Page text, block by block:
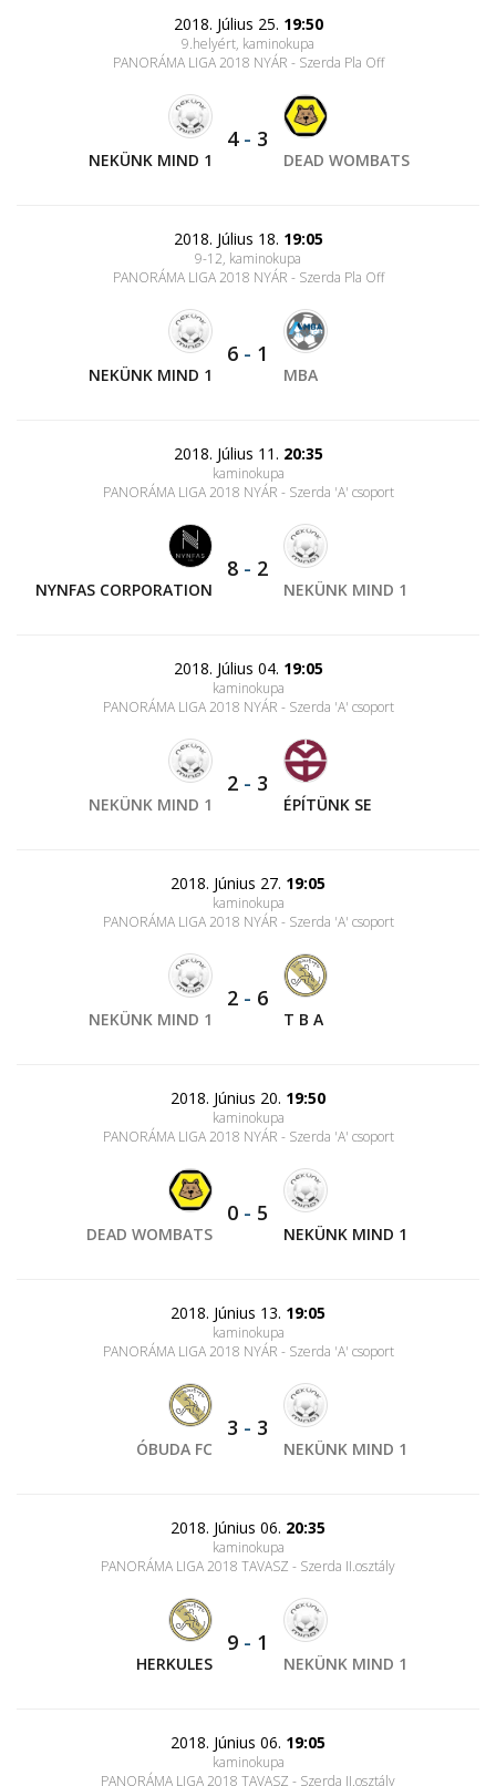
2018. Július 25. 19:50
9.helyért, kaminokupa
PANORÁMA LIGA 2018 NYÁR - Szerda Pla Off
NEKÜNK MIND 1
4- 3
DEAD WOMBATS
2018. Július 18. 19:05
9-12, kaminokupa
PANORÁMA LIGA 2018 NYÁR - Szerda Pla Off
NEKÜNK MIND 1
6 - 1
MBA
2018. Július 11. 20:35
kaminokupa
PANORÁMA LIGA 2018 NYÁR - Szerda 'A' csoport
NYNFAS CORPORATION
8 - 2
NEKÜNK MIND 1
2018. Július 04. 19:05
kaminokupa
PANORÁMA LIGA 2018 NYÁR - Szerda 'A' csoport
NEKÜNK MIND 1
2 - 3
ÉPÍTÜNK SE
2018. Június 27. 19:05
kaminokupa
PANORÁMA LIGA 2018 NYÁR - Szerda 'A' csoport
NEKÜNK MIND 1
2 - 6
T B A
2018. Június 20. 19:50
kaminokupa
PANORÁMA LIGA 2018 NYÁR - Szerda 'A' csoport
DEAD WOMBATS
0 - 5
NEKÜNK MIND 1
2018. Június 13. 19:05
kaminokupa
PANORÁMA LIGA 2018 NYÁR - Szerda 'A' csoport
ÓBUDA FC
3 - 3
NEKÜNK MIND 1
2018. Június 06. 20:35
kaminokupa
PANORÁMA LIGA 2018 TAVASZ - Szerda II.osztály
HERKULES
9 - 1
NEKÜNK MIND 1
2018. Június 06. 19:05
kaminokupa
PANORÁMA LIGA 2018 TAVASZ - Szerda II.osztály